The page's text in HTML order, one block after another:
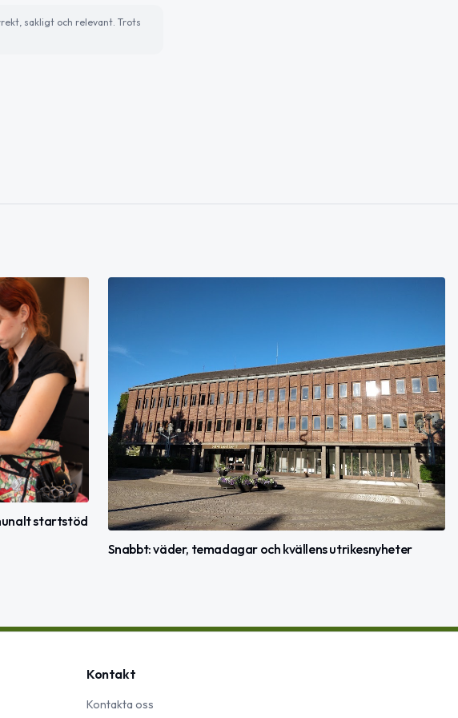
sakligt och relevant. Trots
startstöd
Snabbt: väder, temadagar och kvällens utrikesnyheter
Kontakt
Kontakta oss